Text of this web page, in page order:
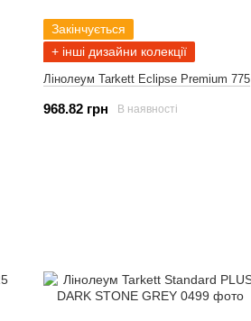
Закінчується
+ інші дизайни колекції
Лінолеум Tarkett Eclipse Premium 775
968.82 грн В наявності